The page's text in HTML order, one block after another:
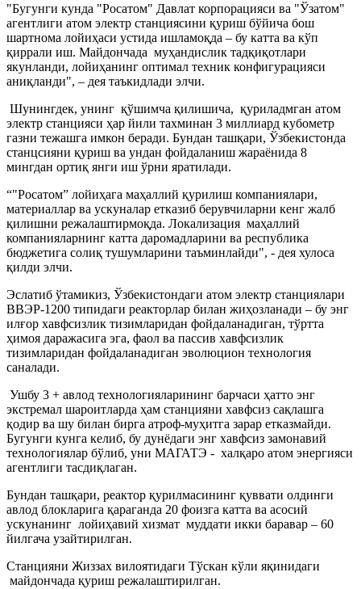
"Бугунги кунда "Росатом" Давлат корпорацияси ва "Ўзатом"
агентлиги атом электр станциясини қуриш бўйича бош
шартнома лойиҳаси устида ишламоқда – бу катта ва кўп
қиррали иш. Майдончада муҳандислик тадқиқотлари
якунланди, лойиҳанинг оптимал техник конфигурацияси
аниқланди", – дея таъкидлади элчи.
Шунингдек, унинг қўшимча қилишича, қуриладмган атом
электр станцияси ҳар йили тахминан 3 миллиард кубометр
газни тежашга имкон беради. Бундан ташқари, Ўзбекистонда
станцсияни қуриш ва ундан фойдаланиш жараёнида 8
мингдан ортиқ янги иш ўрни яратилади.
“"Росатом” лойиҳага маҳаллий қурилиш компаниялари,
материаллар ва ускуналар етказиб берувчиларни кенг жалб
қилишни режалаштирмоқда. Локализация маҳаллий
компанияларнинг катта даромадларини ва республика
бюджетига солиқ тушумларини таъминлайди", - дея хулоса
қилди элчи.
Эслатиб ўтамикиз, Ўзбекистондаги атом электр станциялари
ВВЭР-1200 типидаги реакторлар билан жиҳозланади – бу энг
илғор хавфсизлик тизимларидан фойдаланадиган, тўртта
ҳимоя даражасига эга, фаол ва пассив хавфсизлик
тизимларидан фойдаланадиган эволюцион технология
саналади.
Ушбу 3 + авлод технологияларининг барчаси ҳатто энг
экстремал шароитларда ҳам станцияни хавфсиз сақлашга
қодир ва шу билан бирга атроф-муҳитга зарар етказмайди.
Бугунги кунга келиб, бу дунёдаги энг хавфсиз замонавий
технологиялар бўлиб, уни МАГАТЭ - халқаро атом энергияси
агентлиги тасдиқлаган.
Бундан ташқари, реактор қурилмасининг қуввати олдинги
авлод блокларига қараганда 20 фоизга катта ва асосий
ускунанинг лойиҳавий хизмат муддати икки баравар – 60
йилгача узайтирилган.
Станцияни Жиззах вилоятидаги Тўскан кўли яқинидаги
майдончада қуриш режалаштирилган.